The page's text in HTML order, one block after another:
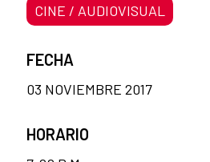
CINE / AUDIOVISUAL
FECHA
03 NOVIEMBRE 2017
HORARIO